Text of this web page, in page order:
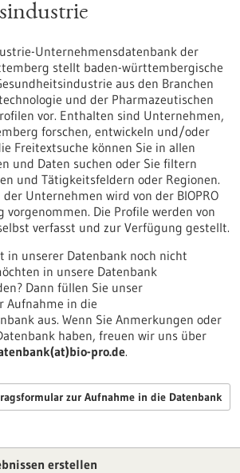
Unternehmensdatenbank der
stellt baden-württembergische
aus den Branchen
und der Pharmazeutischen
vor. Enthalten sind Unternehmen,
forschen, entwickeln und/oder
Freitextsuche können Sie in allen
und Daten suchen oder Sie filtern
und Tätigkeitsfeldern oder Regionen.
Unternehmen wird von der BIOPRO
vorgenommen. Die Profile werden von
verfasst und zur Verfügung gestellt.
in unserer Datenbank noch nicht
in unsere Datenbank
Dann füllen Sie unser
Aufnahme in die
aus. Wenn Sie Anmerkungen oder
haben, freuen wir uns über
pro.de.
zur Aufnahme in die Datenbank
erstellen